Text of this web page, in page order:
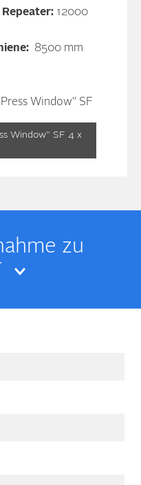
12000
8500 mm
Window” SF 4 x
zu